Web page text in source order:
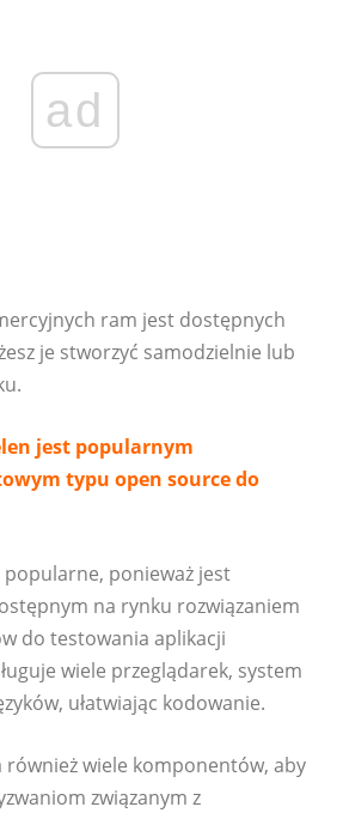
ad
ram jest dostępnych
je stworzyć samodzielnie lub
jest popularnym
typu open source do
popularne, ponieważ jest
na rynku rozwiązaniem
do testowania aplikacji
wiele przeglądarek, system
ułatwiając kodowanie.
również wiele komponentów, aby
związanym z